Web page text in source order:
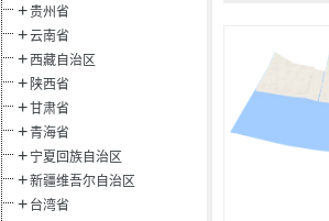
贵州省
云南省
西藏自治区
陕西省
甘肃省
青海省
宁夏回族自治区
新疆维吾尔自治区
台湾省